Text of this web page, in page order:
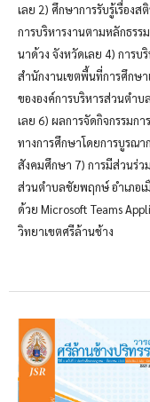
เลย 2) ศึกษาการรับรู้เรื่อง
การบริหารงานตามหลักธรร
นาด้วง จังหวัดเลย 4) การบ
สำนักงานเขตพื้นที่การศึกษา
ขององค์การบริหารส่วนตำ
เลย 6) ผลการจัดกิจกรรมก
ทางการศึกษาโดยการบูรณา
สังคมศึกษา 7) การมีส่วนร่ว
ส่วนตำบลชัยพฤกษ์ อำเภอเ
ด้วย Microsoft Teams
วิทยาเขตศรีล้านช้าง